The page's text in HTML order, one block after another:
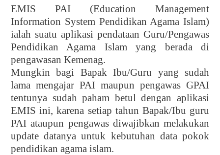
EMIS PAI (Education Management
Information System Pendidikan Agama Islam)
ialah suatu aplikasi pendataan Guru/Pengawas
Pendidikan Agama Islam yang berada di
pengawasan Kemenag.
Mungkin bagi Bapak Ibu/Guru yang sudah
lama mengajar PAI maupun pengawas GPAI
tentunya sudah paham betul dengan aplikasi
EMIS ini, karena setiap tahun Bapak/Ibu guru
PAI ataupun pengawas diwajibkan melakukan
update datanya untuk kebutuhan data pokok
pendidikan agama islam.